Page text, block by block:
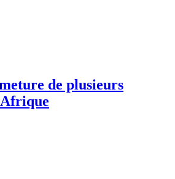
de plusieurs
Afrique